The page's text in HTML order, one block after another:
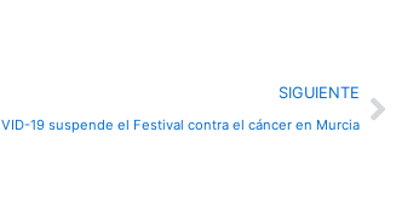
SIGUIENTE
19 suspende el Festival contra el cáncer en Murcia